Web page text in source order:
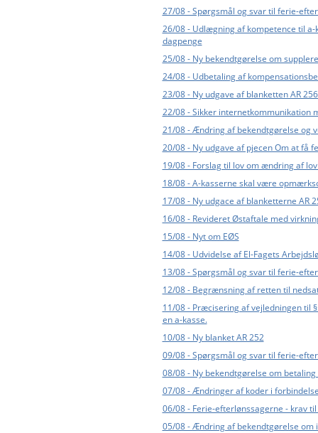
27/08 - Spørgsmål og svar til ferie-
26/08 - Udlægning af kompetence til
dagpenge
25/08 - Ny bekendtgørelse om
24/08 - Udbetaling af
23/08 - Ny udgave af blanketten AR
22/08 - Sikker internetkommunikation
21/08 - Ændring af bekendtgørelse og
20/08 - Ny udgave af pjecen Om at få
19/08 - Forslag til lov om ændring af
18/08 - A-kasserne skal være
17/08 - Ny udgace af blanketterne AR
16/08 - Revideret Østaftale med
15/08 - Nyt om EØS
14/08 - Udvidelse af El-Fagets
13/08 - Spørgsmål og svar til ferie-
12/08 - Begrænsning af retten til
11/08 - Præcisering af vejledningen til
en a-kasse.
10/08 - Ny blanket AR 252
09/08 - Spørgsmål og svar til ferie-
08/08 - Ny bekendtgørelse om
07/08 - Ændringer af koder i
06/08 - Ferie-efterlønssagerne - krav
05/08 - Ændring af bekendtgørelse om